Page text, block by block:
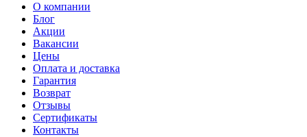
О компании
Блог
Акции
Вакансии
Цены
Оплата и доставка
Гарантия
Возврат
Отзывы
Сертификаты
Контакты